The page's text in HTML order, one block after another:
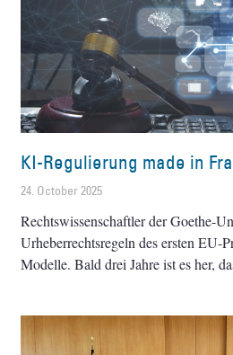
KI-Regulierung made in
24. October 2025
Rechtswissenschaftler der Goethe-
Urheberrechtsregeln des ersten EU-
Modelle. Bald drei Jahre ist es her,